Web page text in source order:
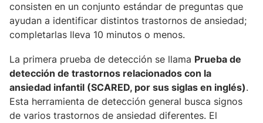
consisten en un conjunto estándar de preguntas que
ayudan a identificar distintos trastornos de ansiedad;
completarlas lleva 10 minutos o menos.
La primera prueba de detección se llama Prueba de
detección de trastornos relacionados con la
ansiedad infantil (SCARED, por sus siglas en inglés).
Esta herramienta de detección general busca signos
de varios trastornos de ansiedad diferentes. El